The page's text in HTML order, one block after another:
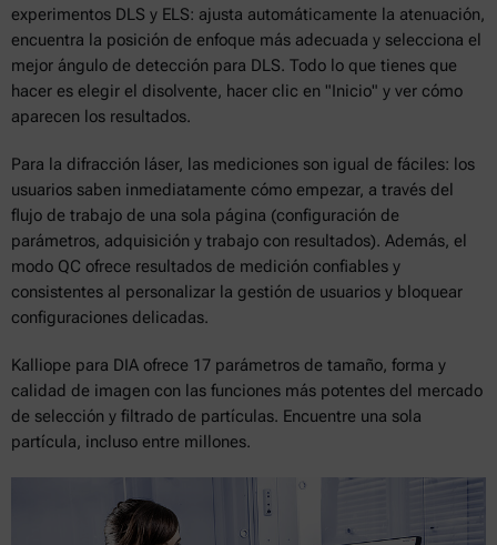
experimentos DLS y ELS: ajusta automáticamente la atenuación,
encuentra la posición de enfoque más adecuada y selecciona el
mejor ángulo de detección para DLS. Todo lo que tienes que
hacer es elegir el disolvente, hacer clic en "Inicio" y ver cómo
aparecen los resultados.
Para la difracción láser, las mediciones son igual de fáciles: los
usuarios saben inmediatamente cómo empezar, a través del
flujo de trabajo de una sola página (configuración de
parámetros, adquisición y trabajo con resultados). Además, el
modo QC ofrece resultados de medición confiables y
consistentes al personalizar la gestión de usuarios y bloquear
configuraciones delicadas.
Kalliope para DIA ofrece 17 parámetros de tamaño, forma y
calidad de imagen con las funciones más potentes del mercado
de selección y filtrado de partículas. Encuentre una sola
partícula, incluso entre millones.